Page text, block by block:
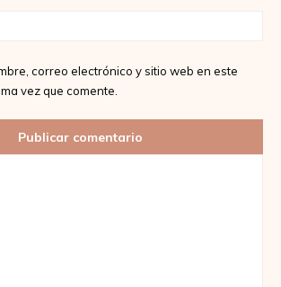
correo electrónico y sitio web en este
vez que comente.